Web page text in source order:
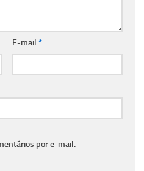
E-mail *
por e-mail.